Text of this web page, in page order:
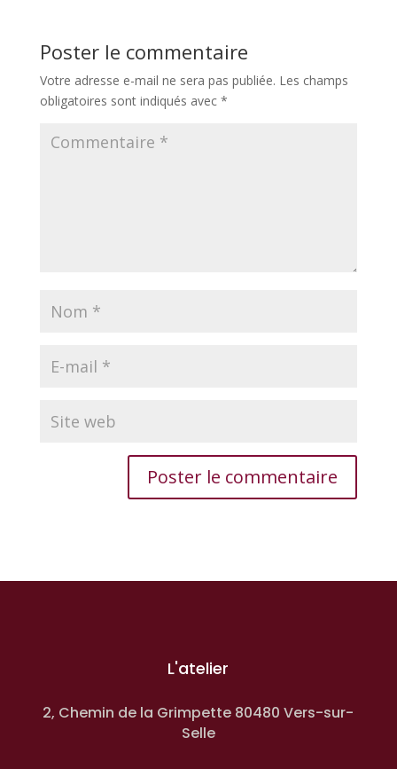
Poster le commentaire
Votre adresse e-mail ne sera pas publiée. Les champs
obligatoires sont indiqués avec *
L'atelier
2, Chemin de la Grimpette 80480 Vers-sur-
Selle